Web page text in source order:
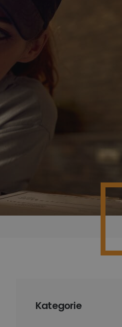
Poznaj więcej integracji
Kategorie